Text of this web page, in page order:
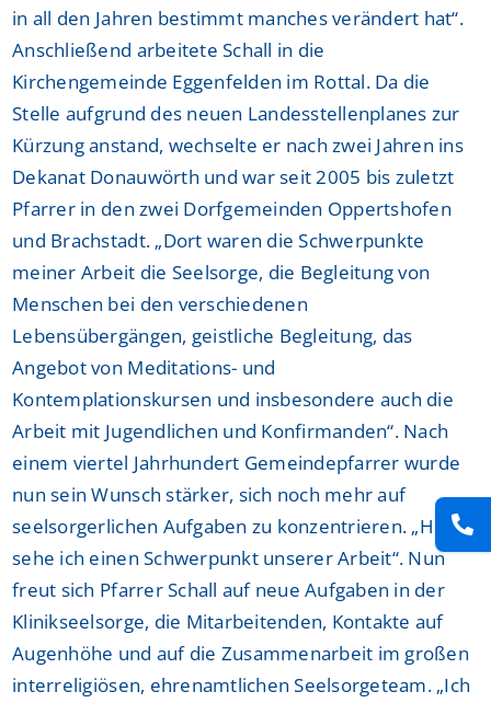
in all den Jahren bestimmt manches verändert hat“.
Anschließend arbeitete Schall in die
Kirchengemeinde Eggenfelden im Rottal. Da die
Stelle aufgrund des neuen Landesstellenplanes zur
Kürzung anstand, wechselte er nach zwei Jahren ins
Dekanat Donauwörth und war seit 2005 bis zuletzt
Pfarrer in den zwei Dorfgemeinden Oppertshofen
und Brachstadt. „Dort waren die Schwerpunkte
meiner Arbeit die Seelsorge, die Begleitung von
Menschen bei den verschiedenen
Lebensübergängen, geistliche Begleitung, das
Angebot von Meditations- und
Kontemplationskursen und insbesondere auch die
Arbeit mit Jugendlichen und Konfirmanden“. Nach
einem viertel Jahrhundert Gemeindepfarrer wurde
nun sein Wunsch stärker, sich noch mehr auf
seelsorgerlichen Aufgaben zu konzentrieren. „Hierin
sehe ich einen Schwerpunkt unserer Arbeit“. Nun
freut sich Pfarrer Schall auf neue Aufgaben in der
Klinikseelsorge, die Mitarbeitenden, Kontakte auf
Augenhöhe und auf die Zusammenarbeit im großen
interreligiösen, ehrenamtlichen Seelsorgeteam. „Ich